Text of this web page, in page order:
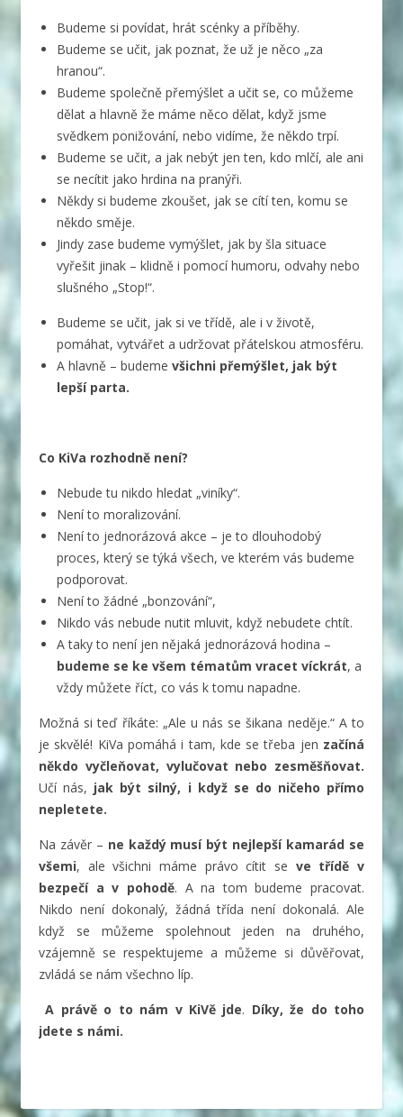
Budeme si povídat, hrát scénky a příběhy.
Budeme se učit, jak poznat, že už je něco „za
hranou“.
Budeme společně přemýšlet a učit se, co můžeme
dělat a hlavně že máme něco dělat, když jsme
svědkem ponižování, nebo vidíme, že někdo trpí.
Budeme se učit, a jak nebýt jen ten, kdo mlčí, ale ani
se necítit jako hrdina na pranýři.
Někdy si budeme zkoušet, jak se cítí ten, komu se
někdo směje.
Jindy zase budeme vymýšlet, jak by šla situace
vyřešit jinak – klidně i pomocí humoru, odvahy nebo
slušného „Stop!“.
Budeme se učit, jak si ve třídě, ale i v životě,
pomáhat, vytvářet a udržovat přátelskou atmosféru.
A hlavně – budeme všichni přemýšlet, jak být
lepší parta.
Co KiVa rozhodně není?
Nebude tu nikdo hledat „viníky“.
Není to moralizování.
Není to jednorázová akce – je to dlouhodobý
proces, který se týká všech, ve kterém vás budeme
podporovat.
Není to žádné „bonzování“,
Nikdo vás nebude nutit mluvit, když nebudete chtít.
A taky to není jen nějaká jednorázová hodina –
budeme se ke všem tématům vracet víckrát, a
vždy můžete říct, co vás k tomu napadne.
Možná si teď říkáte: „Ale u nás se šikana neděje.“ A to
je skvělé! KiVa pomáhá i tam, kde se třeba jen začíná
někdo vyčleňovat, vylučovat nebo zesměšňovat.
Učí nás, jak být silný, i když se do ničeho přímo
nepletete.
Na závěr – ne každý musí být nejlepší kamarád se
všemi, ale všichni máme právo cítit se ve třídě v
bezpečí a v pohodě. A na tom budeme pracovat.
Nikdo není dokonalý, žádná třída není dokonalá. Ale
když se můžeme spolehnout jeden na druhého,
vzájemně se respektujeme a můžeme si důvěřovat,
zvládá se nám všechno líp.
A právě o to nám v KiVě jde. Díky, že do toho
jdete s námi.